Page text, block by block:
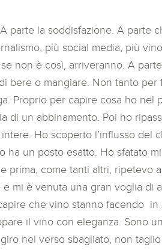
parte la soddisfazione. A parte
più social media, più
non è così, arriveranno. A
bere o mangiare. Non tanto per
Proprio per capire cosa ho nel
di un abbinamento. Poi ho
Ho scoperto l’influsso del
ha un posto esatto. Ho sfatato
prima, come tanti altri, ripetevo
mi è venuta una gran voglia di
che vino stanno facendo in
il vino con eleganza. Sono
nel verso sbagliato, non